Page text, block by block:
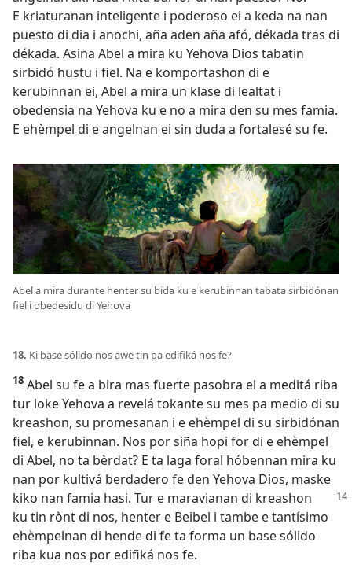
E kriaturanan inteligente i poderoso ei a keda na nan
puesto di dia i anochi, aña aden aña afó, dékada tras di
dékada. Asina Abel a mira ku Yehova Dios tabatin
sirbidó hustu i fiel. Na e komportashon di e
kerubinnan ei, Abel a mira un klase di lealtat i
obedensia na Yehova ku e no a mira den su mes famia.
E ehèmpel di e angelnan ei sin duda a fortalesé su fe.
Abel a mira durante henter su bida ku e kerubinnan tabata sirbidónan
fiel i obedesidu di Yehova
18. Ki base sólido nos awe tin pa edifiká nos fe?
18 Abel su fe a bira mas fuerte pasobra el a meditá riba
tur loke Yehova a revelá tokante su mes pa medio di su
kreashon, su promesanan i e ehèmpel di su sirbidónan
fiel, e kerubinnan. Nos por siña hopi for di e ehèmpel
di Abel, no ta bèrdat? E ta laga foral hóbennan mira ku
nan por kultivá berdadero fe den Yehova Dios, maske
kiko nan famia hasi. Tur e maravianan di kreashon
ku tin rònt di nos, henter e Beibel i tambe e tantísimo
ehèmpelnan di hende di fe ta forma un base sólido
riba kua nos por edifiká nos fe.